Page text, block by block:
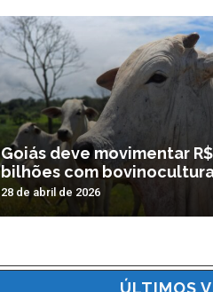
Goiás deve movimentar
bilhões com
28 de abril de 2026